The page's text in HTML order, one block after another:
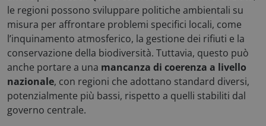
le regioni possono sviluppare politiche ambientali su
misura per affrontare problemi specifici locali, come
l’inquinamento atmosferico, la gestione dei rifiuti e la
conservazione della biodiversità. Tuttavia, questo può
anche portare a una mancanza di coerenza a livello
nazionale, con regioni che adottano standard diversi,
potenzialmente più bassi, rispetto a quelli stabiliti dal
governo centrale.
__cf_bm
.hs-analytics.net